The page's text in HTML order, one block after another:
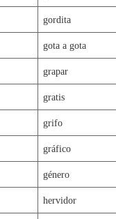
gordita
gota a gota
grapar
gratis
grifo
gráfico
género
hervidor